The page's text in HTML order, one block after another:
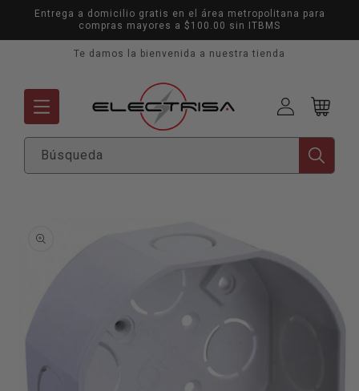
directamente
al contenido
Entrega a domicilio gratis en el área metropolitana para
compras mayores a $100.00 sin ITBMS
Te damos la bienvenida a nuestra tienda
Búsqueda
cuenta
Carrito
información